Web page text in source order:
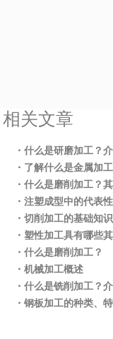
相关文章
・什么是研磨加工？
・了解什么是金属加
・什么是磨削加工？
・注塑成型中的代表
・切削加工的基础知
・塑性加工具有哪些
・什么是磨削加工？
・机械加工概述
・什么是铣削加工？
・钢板加工的种类、